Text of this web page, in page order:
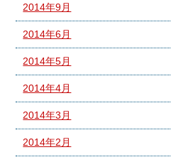
2014年9月
2014年6月
2014年5月
2014年4月
2014年3月
2014年2月